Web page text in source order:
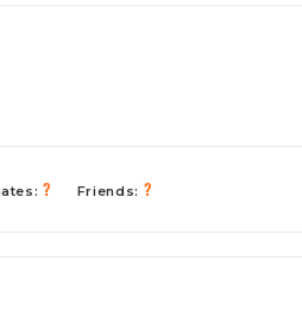
? Friends: ?